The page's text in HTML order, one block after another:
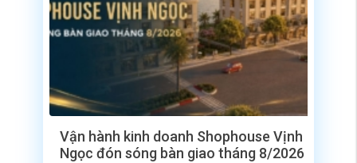
Vận hành kinh doanh Shophouse Vịnh
Ngọc đón sóng bàn giao tháng 8/2026